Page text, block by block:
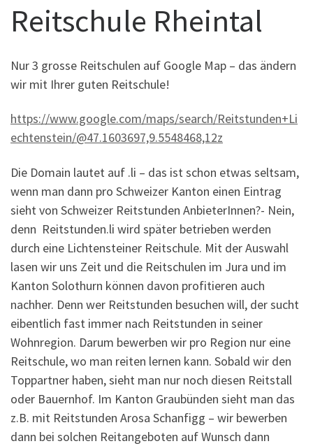
Reitschule Rheintal
Nur 3 grosse Reitschulen auf Google Map – das ändern
wir mit Ihrer guten Reitschule!
https://www.google.com/maps/search/Reitstunden+Li
echtenstein/@47.1603697,9.5548468,12z
Die Domain lautet auf .li – das ist schon etwas seltsam,
wenn man dann pro Schweizer Kanton einen Eintrag
sieht von Schweizer Reitstunden AnbieterInnen?- Nein,
denn Reitstunden.li wird später betrieben werden
durch eine Lichtensteiner Reitschule. Mit der Auswahl
lasen wir uns Zeit und die Reitschulen im Jura und im
Kanton Solothurn können davon profitieren auch
nachher. Denn wer Reitstunden besuchen will, der sucht
eibentlich fast immer nach Reitstunden in seiner
Wohnregion. Darum bewerben wir pro Region nur eine
Reitschule, wo man reiten lernen kann. Sobald wir den
Toppartner haben, sieht man nur noch diesen Reitstall
oder Bauernhof. Im Kanton Graubünden sieht man das
z.B. mit Reitstunden Arosa Schanfigg – wir bewerben
dann bei solchen Reitangeboten auf Wunsch dann